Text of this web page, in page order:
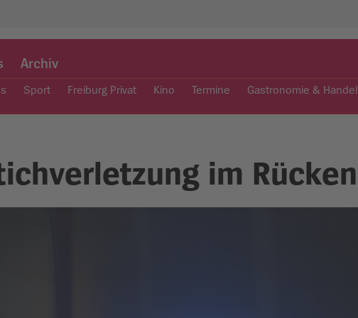
Archiv
Sport Freiburg Privat Kino Termine Gastronomie & Handel
im Rücken